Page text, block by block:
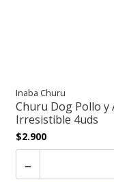
Inaba Churu
Churu Dog Pollo y
Irresistible 4uds
$2.900
-